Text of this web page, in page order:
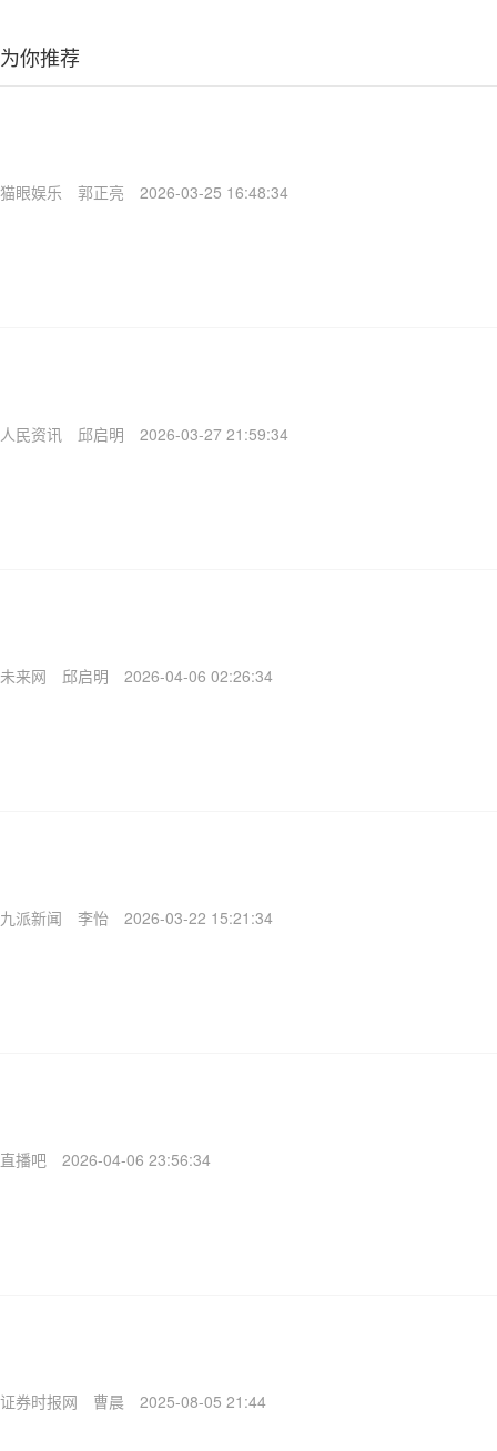
为你推荐
猫眼娱乐 郭正亮 2026-03-25 16:48:34
人民资讯 邱启明 2026-03-27 21:59:34
未来网 邱启明 2026-04-06 02:26:34
九派新闻 李怡 2026-03-22 15:21:34
直播吧 2026-04-06 23:56:34
证券时报网 曹晨 2025-08-05 21:44